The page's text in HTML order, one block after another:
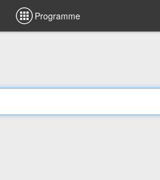
Programme